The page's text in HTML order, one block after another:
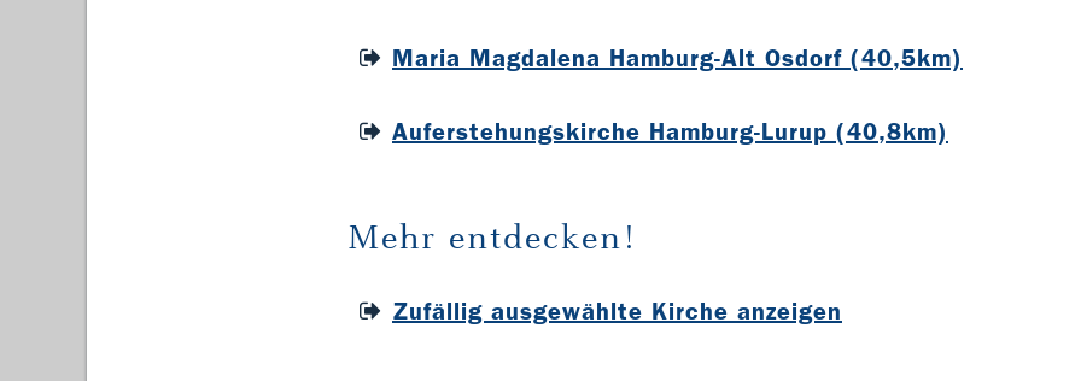
Maria Magdalena Hamburg-Alt Osdorf (40,5km)
Auferstehungskirche Hamburg-Lurup (40,8km)
Mehr entdecken!
Zufällig ausgewählte Kirche anzeigen